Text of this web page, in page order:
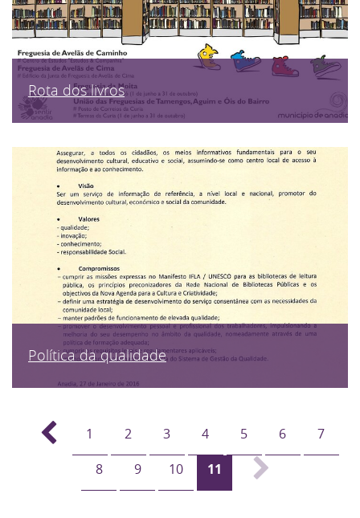
Rota dos livros
Política da qualidade
1 2 3 4 5 6
7
8
9 10 11